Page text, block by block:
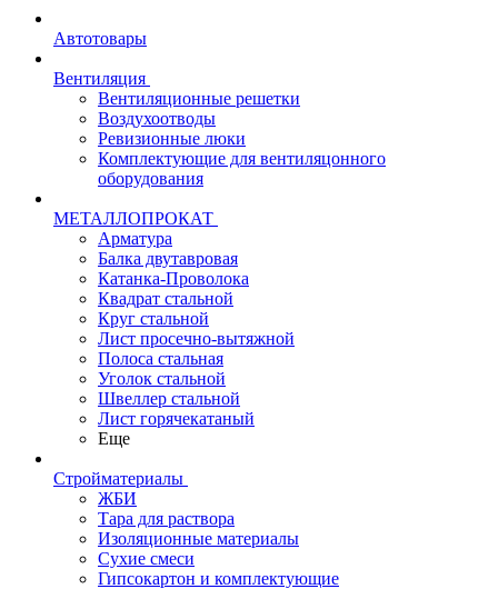
Автотовары
Вентиляция
Вентиляционные решетки
Воздухоотводы
Ревизионные люки
Комплектующие для вентиляцонного
оборудования
МЕТАЛЛОПРОКАТ
Арматура
Балка двутавровая
Катанка-Проволока
Квадрат стальной
Круг стальной
Лист просечно-вытяжной
Полоса стальная
Уголок стальной
Швеллер стальной
Лист горячекатаный
Еще
Стройматериалы
ЖБИ
Тара для раствора
Изоляционные материалы
Сухие смеси
Гипсокартон и комплектующие